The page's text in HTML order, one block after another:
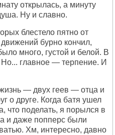
открылась, а минуту
Ну и славно.
блестело пятно от
бурно кончил,
много, густой и белой. В
Но... главное — терпение. И
— двух геев — отца и
о друге. Когда батя ушел
что поделать, я порылся в
и даже попперс были
Хм, интересно, давно